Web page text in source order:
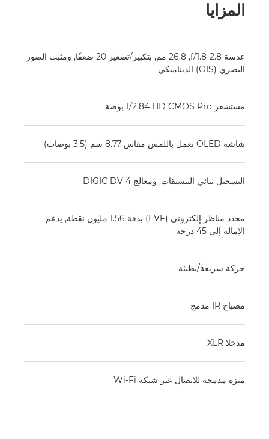
المزايا
عدسة f/1.8-2.8, ‏26.8 مم, بتكبير/تصغير 20 ضعفًا, ومثبت الصور
البصري (OIS) الديناميكي
مستشعر HD CMOS Pro‏ 1/2.84 بوصة
شاشة OLED تعمل باللمس مقاس 8.77 سم (3.5 بوصات)
التسجيل ثنائي التنسيقات; ومعالج DIGIC DV 4
محدد مناظر إلكتروني (EVF)‏ بدقة 1.56 مليون نقطة, يدعم
الإمالة إلى 45 درجة
حركة سريعة/بطيئة
مصباح IR مدمج
مدخلا XLR
ميزة مدمجة للاتصال عبر شبكة Wi-Fi